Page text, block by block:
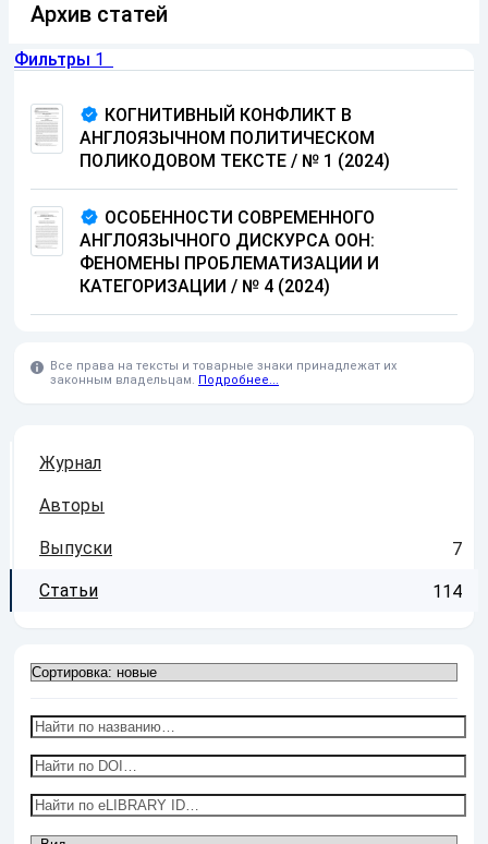
Архив статей
Фильтры 1
КОГНИТИВНЫЙ КОНФЛИКТ В
АНГЛОЯЗЫЧНОМ ПОЛИТИЧЕСКОМ
ПОЛИКОДОВОМ ТЕКСТЕ / № 1 (2024)
ОСОБЕННОСТИ СОВРЕМЕННОГО
АНГЛОЯЗЫЧНОГО ДИСКУРСА ООН:
ФЕНОМЕНЫ ПРОБЛЕМАТИЗАЦИИ И
КАТЕГОРИЗАЦИИ / № 4 (2024)
Все права на тексты и товарные знаки принадлежат их
законным владельцам. Подробнее...
Журнал
Авторы
Выпуски 7
Статьи 114